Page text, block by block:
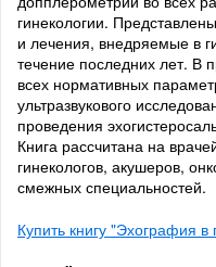
гинекологии.
и лечения, внедряемые в
течение последних лет. В
всех нормативных
ультразвукового
проведения
Книга рассчитана на
гинекологов, акушеров,
смежных специальностей.
Купить книгу "Эхография